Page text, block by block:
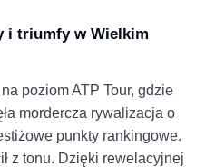
i triumfy w Wielkim
poziom ATP Tour, gdzie
mordercza rywalizacja o
punkty rankingowe.
z tonu. Dzięki rewelacyjnej